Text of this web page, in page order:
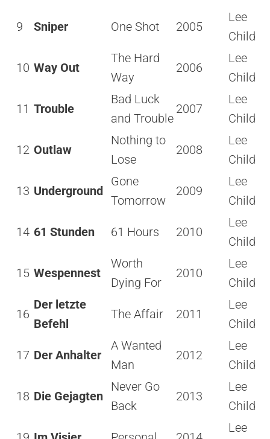
9 Sniper One Shot 2005
Lee
Child
10 Way Out
The Hard
Way
2006
Lee
Child
11 Trouble
Bad Luck
and Trouble
2007
Lee
Child
12 Outlaw
Nothing to
Lose
2008
Lee
Child
13 Underground
Gone
Tomorrow
2009
Lee
Child
14 61 Stunden 61 Hours 2010
Lee
Child
15 Wespennest
Worth
Dying For
2010
Lee
Child
16
Der letzte
Befehl
The Affair 2011
Lee
Child
17 Der Anhalter
A Wanted
Man
2012
Lee
Child
18 Die Gejagten
Never Go
Back
2013
Lee
Child
Lee